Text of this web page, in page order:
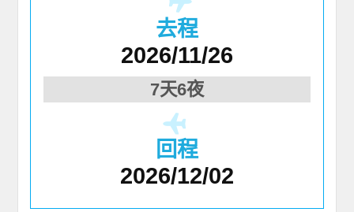
去程
2026/11/26
7天6夜
回程
2026/12/02